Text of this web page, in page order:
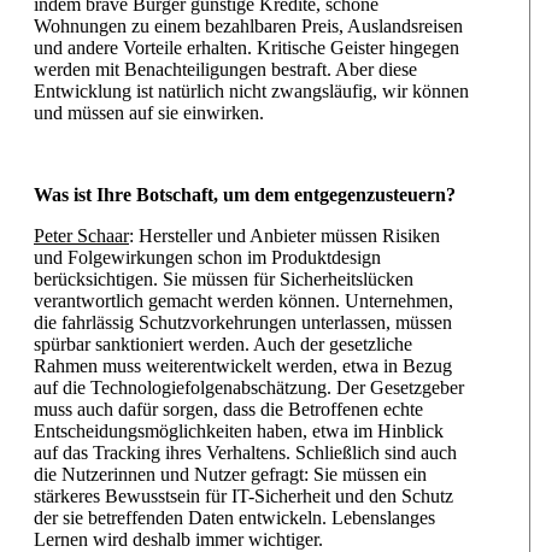
indem brave Bürger günstige Kredite, schöne
Wohnungen zu einem bezahlbaren Preis, Auslandsreisen
und andere Vorteile erhalten. Kritische Geister hingegen
werden mit Benachteiligungen bestraft. Aber diese
Entwicklung ist natürlich nicht zwangsläufig, wir können
und müssen auf sie einwirken.
Was ist Ihre Botschaft, um dem entgegenzusteuern?
Peter Schaar: Hersteller und Anbieter müssen Risiken
und Folgewirkungen schon im Produktdesign
berücksichtigen. Sie müssen für Sicherheitslücken
verantwortlich gemacht werden können. Unternehmen,
die fahrlässig Schutzvorkehrungen unterlassen, müssen
spürbar sanktioniert werden. Auch der gesetzliche
Rahmen muss weiterentwickelt werden, etwa in Bezug
auf die Technologiefolgenabschätzung. Der Gesetzgeber
muss auch dafür sorgen, dass die Betroffenen echte
Entscheidungsmöglichkeiten haben, etwa im Hinblick
auf das Tracking ihres Verhaltens. Schließlich sind auch
die Nutzerinnen und Nutzer gefragt: Sie müssen ein
stärkeres Bewusstsein für IT-Sicherheit und den Schutz
der sie betreffenden Daten entwickeln. Lebenslanges
Lernen wird deshalb immer wichtiger.